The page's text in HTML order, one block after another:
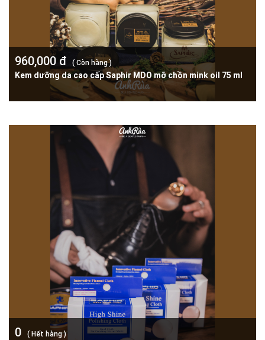
960,000 đ ( Còn hàng )
Kem dưỡng da cao cấp Saphir MDO mỡ chồn mink oil 75 ml
0 ( Hết hàng )